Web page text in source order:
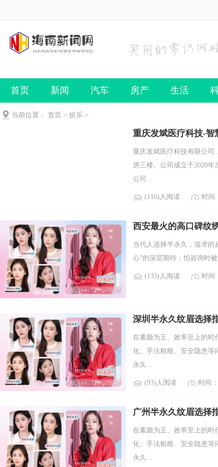
首页 新闻 汽车 房产 生活
当前位置： 首页 > 娱乐 >
重庆发斌医疗科技-
重庆发斌医疗科技有限公司
房三楼。公司成立于2020
公司...
(110)人阅读 时间
西安最火的高口碑纹
当代人选择半永久，追求的
心”的深层期待：怕咨询时
(133)人阅读 时间
深圳半永久纹眉选择
在素颜为王、效率至上的时
化、手法粗糙、安全隐患等
永久...
(93)人阅读 时间
广州半永久纹眉选择
在素颜为王、效率至上的时
化、手法粗糙、安全隐患等
永久...